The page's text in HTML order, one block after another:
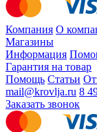
Компания О
Магазины
Информация
Гарантия на товар
Помощь Статьи
mail@krovlja.ru 8
Заказать звонок